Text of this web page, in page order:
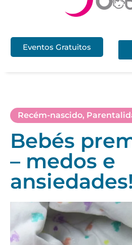
Eventos Gratuitos
Recém-nascido,
Bebés
– medos e
ansiedades!